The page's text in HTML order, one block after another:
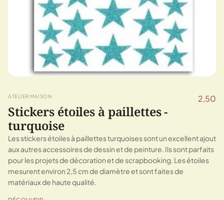
ATELIER MAISON 2,50
Stickers étoiles à paillettes -
turquoise
Les stickers étoiles à paillettes turquoises sont un excellent ajout
aux autres accessoires de dessin et de peinture. Ils sont parfaits
pour les projets de décoration et de scrapbooking. Les étoiles
mesurent environ 2,5 cm de diamètre et sont faites de
matériaux de haute qualité.